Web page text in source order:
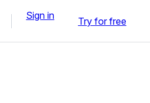
Sign in Try for free